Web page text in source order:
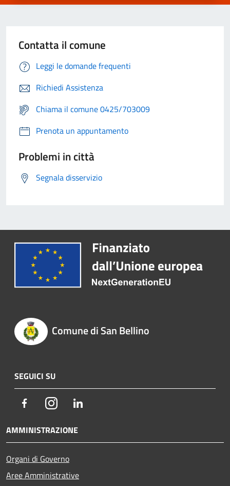
Contatta il comune
Leggi le domande frequenti
Richiedi Assistenza
Chiama il comune 0425/703009
Prenota un appuntamento
Problemi in città
Segnala disservizio
Comune di San Bellino
SEGUICI SU
FacebookInstagram
AMMINISTRAZIONE
Organi di Governo
Aree Amministrative